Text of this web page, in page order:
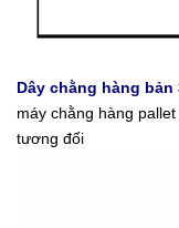
Dây chằng hàng bản
máy chằng hàng
tương đối